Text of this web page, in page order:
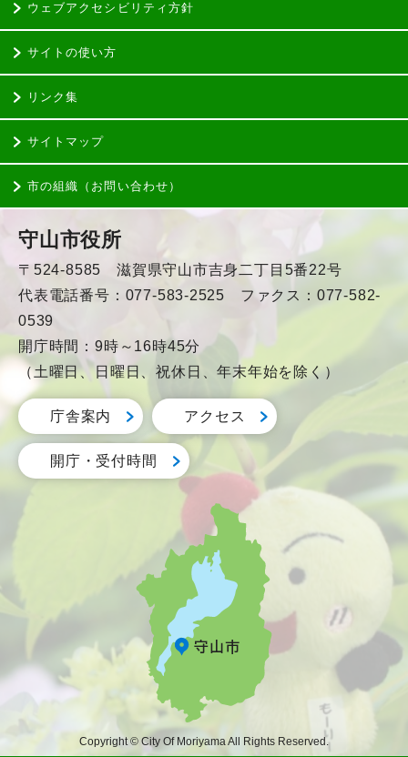
ウェブアクセシビリティ方針
サイトの使い方
リンク集
サイトマップ
市の組織（お問い合わせ）
守山市役所
〒524-8585 滋賀県守山市吉身二丁目5番22号
代表電話番号：077-583-2525 ファクス：077-582-
0539
開庁時間：9時～16時45分
（土曜日、日曜日、祝休日、年末年始を除く）
庁舎案内 アクセス
開庁・受付時間
Copyright © City Of Moriyama All Rights Reserved.